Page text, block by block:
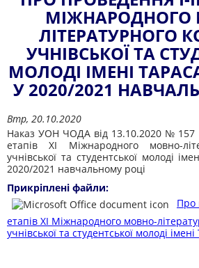
МІЖНАРОДНОГО
ЛІТЕРАТУРНОГО
УЧНІВСЬКОЇ ТА
МОЛОДІ ІМЕНІ
У 2020/2021
Втр, 20.10.2020
Наказ УОН ЧОДА від 13.10.2020№
етапів XI Міжнародного мовно-
учнівської та студентської молоді
2020/2021 навчальному році
Прикріплені файли:
Про
етапів XI Міжнародного мовно-
учнівської та студентської молоді